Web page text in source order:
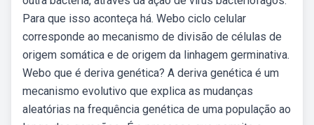
Para que isso aconteça há. Webo ciclo celular
corresponde ao mecanismo de divisão de células de
origem somática e de origem da linhagem germinativa.
Webo que é deriva genética? A deriva genética é um
mecanismo evolutivo que explica as mudanças
aleatórias na frequência genética de uma população ao